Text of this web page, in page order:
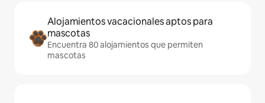
Alojamientos vacacionales aptos para
mascotas
Encuentra 80 alojamientos que permiten
mascotas